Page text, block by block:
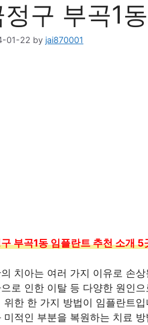
정구 부곡1
01-22 by jai870001
부곡1동 임플란트 추천 소개 5
의 치아는 여러 가지 이유로 손
로 인한 이탈 등 다양한 원인
위한 한 가지 방법이 임플란트
미적인 부분을 복원하는 치료